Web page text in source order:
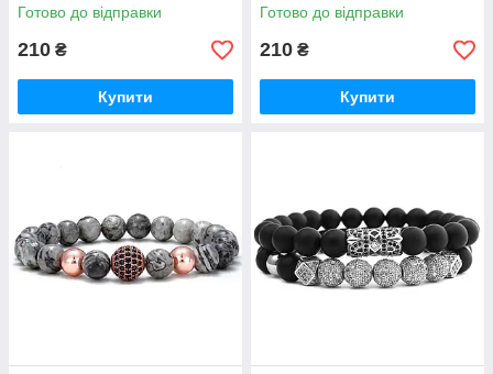
Готово до відправки
210 ₴
Купити
Готово до відправки
210 ₴
Купити